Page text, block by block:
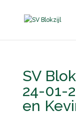
SV
24-01-
en